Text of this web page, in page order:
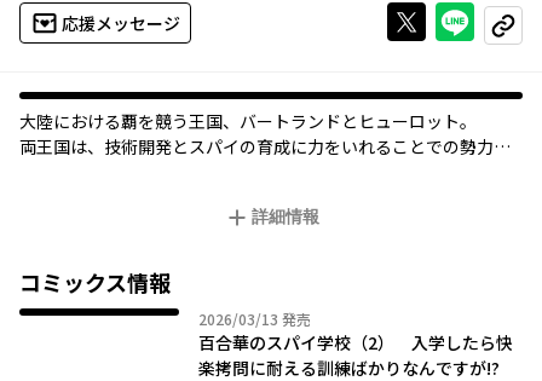
応援メッセージ Xで投稿する
ライン
コピー
大陸における覇を競う王国、バートランドとヒューロット。
両王国は、技術開発とスパイの育成に力をいれることでの勢力均
セシリア・フィリスは、そんなパートランドの名門スパイ学校に
憧れている伝説のスパイのように活躍する日を夢見て入学したセ
シリアだが、
個人授業が「拷問に耐える訓練」と称したちょっと変わった訓練
詳細情報
コミックス情報
2026/03/13 2026年03月13日
発売
百合華のスパイ学校（2） 入学したら快
楽拷問に耐える訓練ばかりなんですが!?